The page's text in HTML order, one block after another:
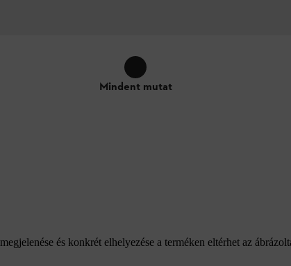
Mindent mutat
és konkrét elhelyezése a terméken eltérhet az